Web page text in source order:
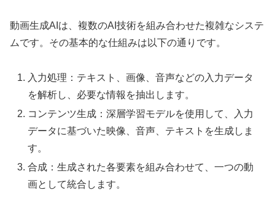
動画生成AIは、複数のAI技術を組み合わせた複雑なシステ
ムです。その基本的な仕組みは以下の通りです。
入力処理：テキスト、画像、音声などの入力データ
を解析し、必要な情報を抽出します。
コンテンツ生成：深層学習モデルを使用して、入力
データに基づいた映像、音声、テキストを生成しま
す。
合成：生成された各要素を組み合わせて、一つの動
画として統合します。